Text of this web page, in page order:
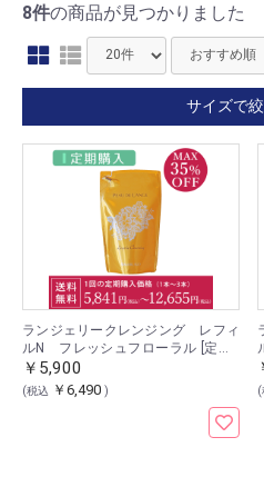
8件の商品が見つかりました
サイズで
ランジェリークレンジング レフィ
ルN フレッシュフローラル [定期1
本]
￥5,900
(税込 ￥6,490 ) (